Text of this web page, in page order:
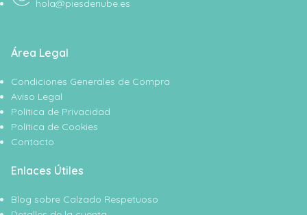
hola@piesdenube.es
Área Legal
Condiciones Generales de Compra
Aviso Legal
Política de Privacidad
Política de Cookies
Contacto
Enlaces Útiles
Blog sobre Calzado Respetuoso